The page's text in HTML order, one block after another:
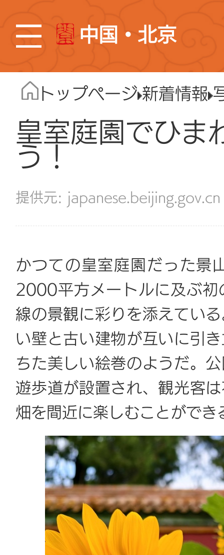
中国・北京
トップページ 新着情報
皇室庭園でひま
う！
japanese.beijing.gov.cn
かつての皇室庭園だった景
2000平方メートルに及ぶ初
線の景観に彩りを添えてい
い壁と古い建物が互いに引
ちた美しい絵巻のようだ。
遊歩道が設置され、観光客
畑を間近に楽しむことができ